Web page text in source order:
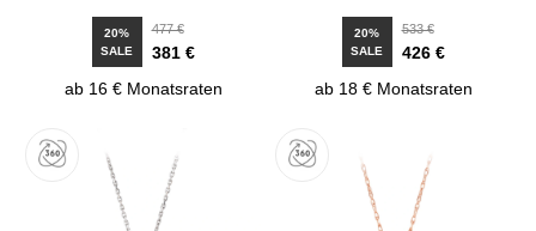
20%
SALE
477 €
381 €
ab 16 € Monatsraten
20%
SALE
533 €
426 €
ab 18 € Monatsraten